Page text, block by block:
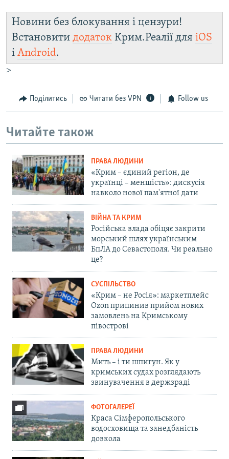
e
Новини без блокування і цензури!
Встановити додаток Крим.Реалії для iOS
і Android.
>
Поділитись Читати без VPN Follow us
Читайте також
ПРАВА ЛЮДИНИ
«Крим – єдиний регіон, де
українці – меншість»: дискусія
навколо нової пам'ятної дати
ВІЙНА ТА КРИМ
Російська влада обіцяє закрити
морський шлях українським
БпЛА до Севастополя. Чи реально
це?
СУСПІЛЬСТВО
«Крим – не Росія»: маркетплейс
Ozon припинив прийом нових
замовлень на Кримському
півострові
ПРАВА ЛЮДИНИ
Мить – і ти шпигун. Як у
кримських судах розглядають
звинувачення в держзраді
ФОТОГАЛЕРЕЇ
Краса Сімферопольського
водосховища та занедбаність
довкола